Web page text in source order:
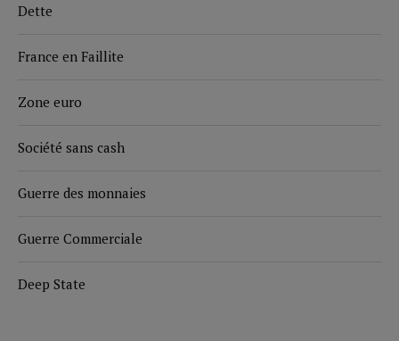
Dette
France en Faillite
Zone euro
Société sans cash
Guerre des monnaies
Guerre Commerciale
Deep State